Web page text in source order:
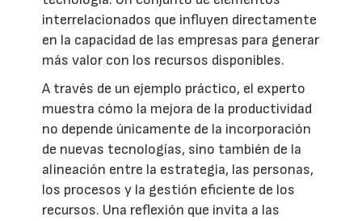
interrelacionados que influyen directamente
en la capacidad de las empresas para generar
más valor con los recursos disponibles.
A través de un ejemplo práctico, el experto
muestra cómo la mejora de la productividad
no depende únicamente de la incorporación
de nuevas tecnologías, sino también de la
alineación entre la estrategia, las personas,
los procesos y la gestión eficiente de los
recursos. Una reflexión que invita a las